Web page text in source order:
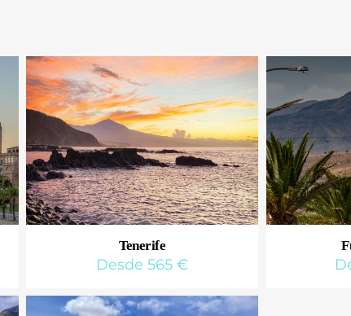
Tenerife
Desde 565 €